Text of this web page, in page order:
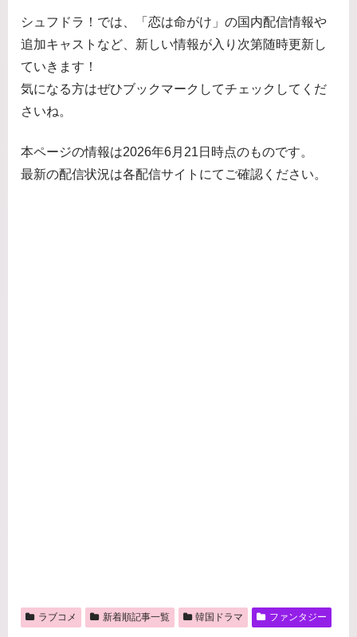
シュフドラ！では、「恋は命がけ」の国内配信情報や
追加キャストなど、新しい情報が入り次第随時更新し
ていきます！
気になる方はぜひブックマークしてチェックしてくだ
さいね。
本ページの情報は2026年6月21日時点のものです。
最新の配信状況は各配信サイトにてご確認ください。
ラブコメ 新着順記事一覧 韓国ドラマ ファンタジー